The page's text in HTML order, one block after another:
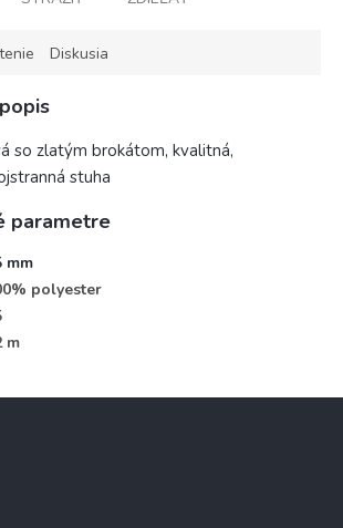
Diskusia
so zlatým brokátom, kvalitná,
stuha
parametre
mm
polyester
m